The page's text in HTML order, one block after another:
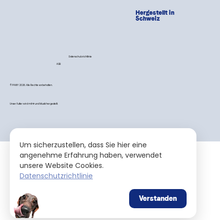
© PAWY 2026. Alle Rechte vorbehalten.
Hergestellt in
Schweiz
Unser Futter wird mit 💙 und Musik hergestellt.
Datenschutzrichtlinie
AGB
Um sicherzustellen, dass Sie hier eine
angenehme Erfahrung haben, verwendet
unsere Website Cookies.
Datenschutzrichtlinie
Verstanden